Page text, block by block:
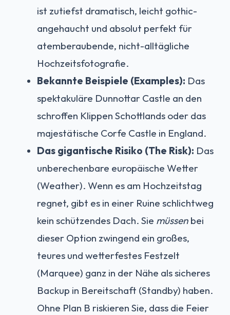
ist zutiefst dramatisch, leicht gothic-
angehaucht und absolut perfekt für
atemberaubende, nicht-alltägliche
Hochzeitsfotografie.
Bekannte Beispiele (Examples): Das
spektakuläre Dunnottar Castle an den
schroffen Klippen Schottlands oder das
majestätische Corfe Castle in England.
Das gigantische Risiko (The Risk): Das
unberechenbare europäische Wetter
(Weather). Wenn es am Hochzeitstag
regnet, gibt es in einer Ruine schlichtweg
kein schützendes Dach. Sie müssen bei
dieser Option zwingend ein großes,
teures und wetterfestes Festzelt
(Marquee) ganz in der Nähe als sicheres
Backup in Bereitschaft (Standby) haben.
Ohne Plan B riskieren Sie, dass die Feier